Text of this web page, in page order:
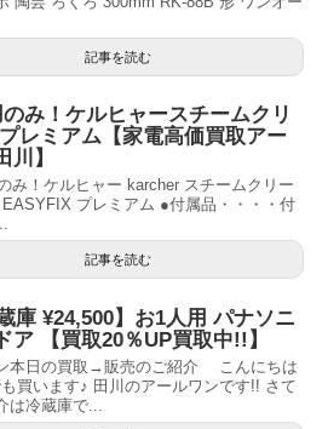
記事を読む
み！ケルヒャースチームクリ
レミアム【家電高価買取アー
川】
み！ケルヒャー karcher スチームクリー
プレミアム ●付属品・・・・付
記事を読む
蔵庫 ¥24,500】お1人用 パナソニ
ア 【買取20％UP買取中!!】
本日の買取→販売のご紹介 こんにちは
買います♪ 田川のアールワンです!! さて
は冷蔵庫で...